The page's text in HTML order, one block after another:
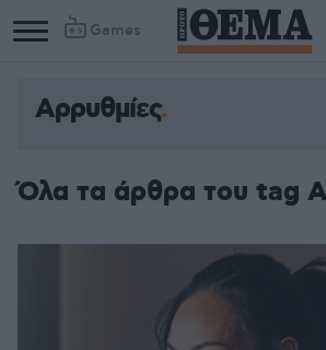
Games
Αρρυθμίες
Όλα τα άρθρα του tag